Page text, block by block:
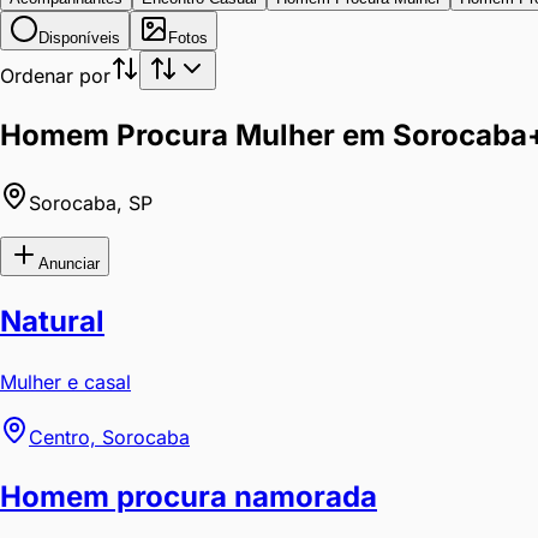
Disponíveis Fotos
Ordenar por
Homem Procura Mulher em Sorocaba
Sorocaba, SP
Anunciar
Natural
Mulher e casal
Centro, Sorocaba
Homem procura namorada